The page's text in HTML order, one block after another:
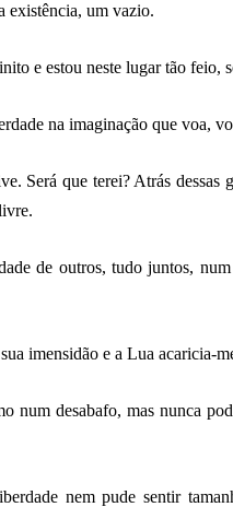
existência, um vazio.
e estou neste lugar tão feio,
na imaginação que voa,
Será que terei? Atrás dessas
de outros, tudo juntos,
imensidão e a Lua acaricia-
num desabafo, mas nunca
nem pude sentir